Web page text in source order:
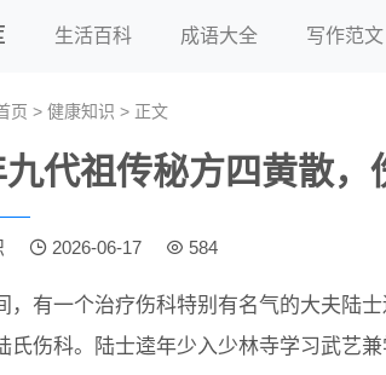
生活百科 成语大全 写作范文
页 > 健康知识 > 正文
代祖传秘方四黄散，
2026-06-17 584
，有一个治疗伤科特别有名气的大夫陆
氏伤科。陆士逵年少入少林寺学习武艺